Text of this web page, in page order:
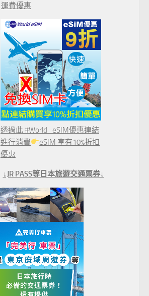
運費優惠
透過此 #World_eSIM優惠連結
進行消費
eSIM 享有10%折扣
優惠
↓JR PASS等日本旅遊交通票券↓